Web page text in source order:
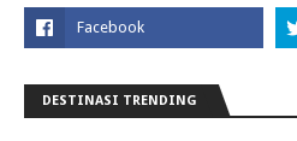
DESTINASI TRENDING